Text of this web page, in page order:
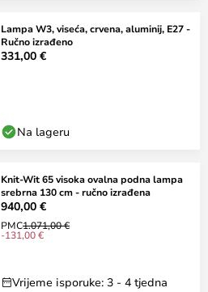
Lampa W3, viseća, crvena, aluminij, E27 -
Ručno izrađeno
331,00 €
Na lageru
Knit-Wit 65 visoka ovalna podna lampa
srebrna 130 cm - ručno izrađena
940,00 €
PMC1.071,00 €
-131,00 €
Vrijeme isporuke: 3 - 4 tjedna